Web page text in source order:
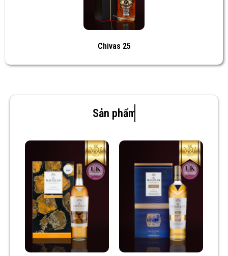
Chivas 25
Sản phẩm mới